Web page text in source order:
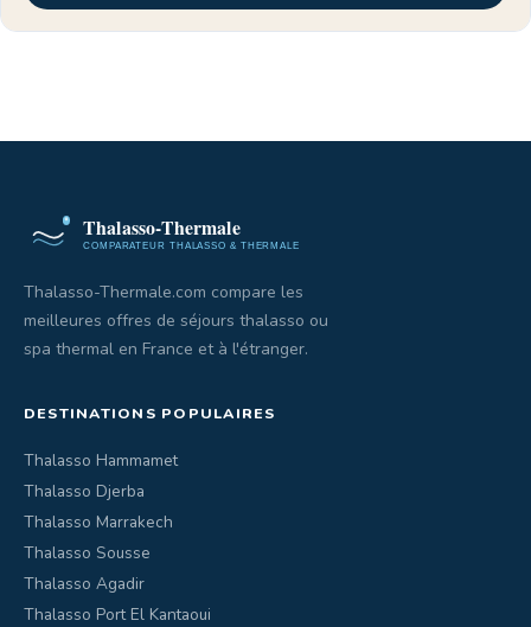
Thalasso-Thermale.com compare les
meilleures offres de séjours thalasso ou
spa thermal en France et à l'étranger.
DESTINATIONS POPULAIRES
Thalasso Hammamet
Thalasso Djerba
Thalasso Marrakech
Thalasso Sousse
Thalasso Agadir
Thalasso Port El Kantaoui